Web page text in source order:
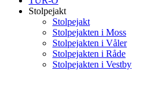
Stolpejakt
Stolpejakt
Stolpejakten i Moss
Stolpejakten i Våler
Stolpejakten i Råde
Stolpejakten i Vestby